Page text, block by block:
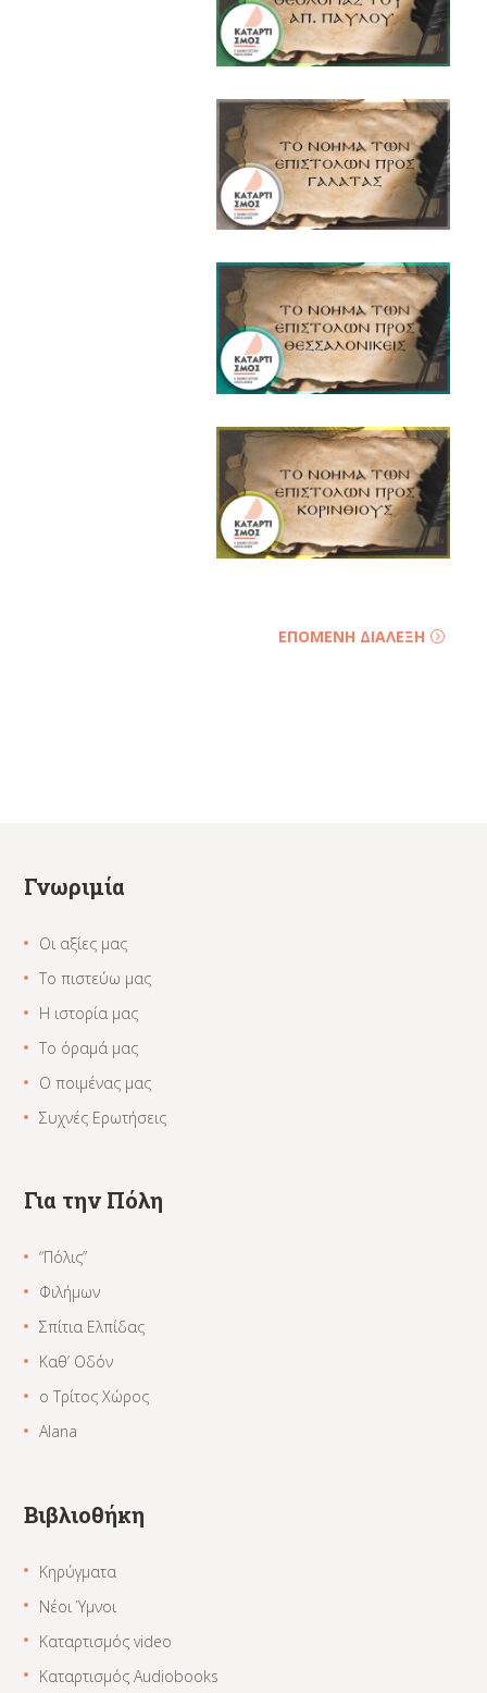
ΕΠΟΜΕΝΗ ΔΙΑΛΕΞΗ
Γνωριμία
Οι αξίες μας
Το πιστεύω μας
Η ιστορία μας
Το όραμά μας
Ο ποιμένας μας
Συχνές Ερωτήσεις
Για την Πόλη
“Πόλις”
Φιλήμων
Σπίτια Ελπίδας
Καθ’ Οδόν
ο Τρίτος Χώρος
Alana
Βιβλιοθήκη
Κηρύγματα
Νέοι Ύμνοι
Καταρτισμός video
Καταρτισμός Audiobooks